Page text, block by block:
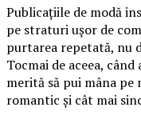
Publicațiile de modă
pe straturi ușor de
purtarea repetată, nu
Tocmai de aceea,
merită să pui mâna
romantic și cât mai